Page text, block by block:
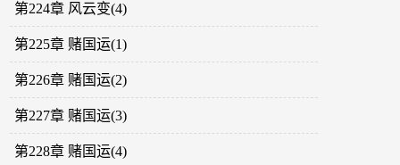
第224章 风云变(4)
第225章 赌国运(1)
第226章 赌国运(2)
第227章 赌国运(3)
第228章 赌国运(4)